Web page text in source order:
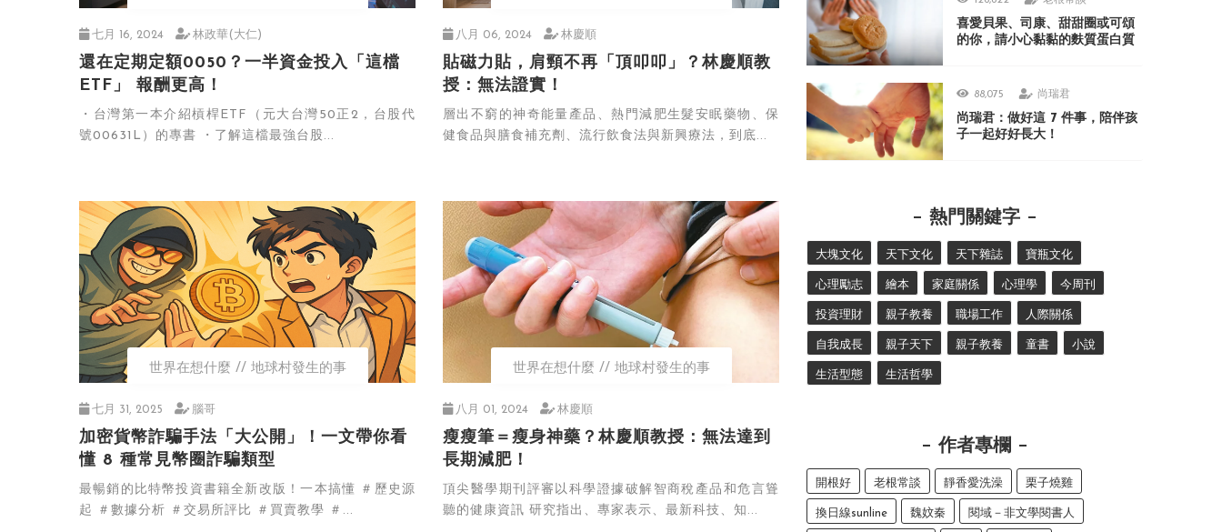
七月 16, 2024 林政華(大仁)
還在定期定額0050？一半資金投入「這檔
ETF」 報酬更高！
・台灣第一本介紹槓桿ETF（元大台灣50正2，台股代
號00631L）的專書 ・了解這檔最強台股...
八月 06, 2024 林慶順
貼磁力貼，肩頸不再「頂叩叩」？林慶順教
授：無法證實！
層出不窮的神奇能量產品、熱門減肥生髮安眠藥物、保
健食品與膳食補充劑、流行飲食法與新興療法，到底...
世界在想什麼 地球村發生的事
七月 31, 2025 腦哥
加密貨幣詐騙手法「大公開」！一文帶你看
懂 8 種常見幣圈詐騙類型
最暢銷的比特幣投資書籍全新改版！一本搞懂 ＃歷史源
起 ＃數據分析 ＃交易所評比 ＃買賣教學 ＃...
世界在想什麼 地球村發生的事
八月 01, 2024 林慶順
瘦瘦筆＝瘦身神藥？林慶順教授：無法達到
長期減肥！
頂尖醫學期刊評審以科學證據破解智商稅產品和危言聳
聽的健康資訊 研究指出、專家表示、最新科技、知...
喜愛貝果、司康、甜甜圈或可頌
的你，請小心黏黏的麩質蛋白質
88,075 尚瑞君
尚瑞君：做好這 7 件事，陪伴孩
子一起好好長大！
熱門關鍵字
大塊文化 天下文化 天下雜誌 寶瓶文化
心理勵志 繪本 家庭關係 心理學 今周刊
投資理財 親子教養 職場工作 人際關係
自我成長 親子天下 親子教養 童書 小說
生活型態 生活哲學
作者專欄
開根好 老根常談 靜香愛洗澡 栗子燒雞
換日線sunline 魏妏秦 閱域－非文學閱書人